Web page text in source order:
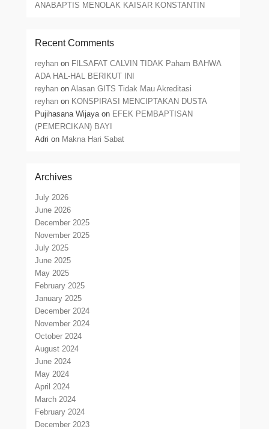
ANABAPTIS MENOLAK KAISAR KONSTANTIN
Recent Comments
reyhan on FILSAFAT CALVIN TIDAK Paham BAHWA
ADA HAL-HAL BERIKUT INI
reyhan onAlasan GITS Tidak Mau Akreditasi
reyhan on KONSPIRASI MENCIPTAKAN DUSTA
Pujihasana Wijayaon EFEK PEMBAPTISAN
(PEMERCIKAN) BAYI
Adri on Makna Hari Sabat
Archives
July 2026
June 2026
December 2025
November 2025
July 2025
June 2025
May 2025
February 2025
January 2025
December 2024
November 2024
October 2024
August 2024
June 2024
May 2024
April 2024
March 2024
February 2024
December 2023